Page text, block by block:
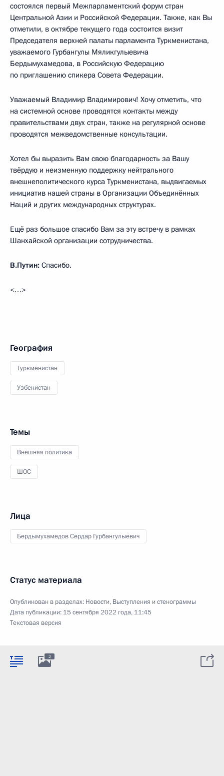
состоялся первый Межпарламентский форум стран
Центральной Азии и Российской Федерации. Также, как Вы
отметили, в октябре текущего года состоится визит
Председателя верхней палаты парламента Туркменистана,
уважаемого Гурбангулы Мяликгулыевича
Бердымухамедова, в Российскую Федерацию
по приглашению спикера Совета Федерации.
Уважаемый Владимир Владимирович! Хочу отметить, что
на системной основе проводятся контакты между
правительствами двух стран, также на регулярной основе
проводятся межведомственные консультации.
Хотел бы выразить Вам свою благодарность за Вашу
твёрдую и неизменную поддержку нейтрального
внешнеполитического курса Туркменистана, выдвигаемых
инициатив нашей страны в Организации Объединённых
Наций и других международных структурах.
Ещё раз большое спасибо Вам за эту встречу в рамках
Шанхайской организации сотрудничества.
В.Путин: Спасибо.
<…>
География
Туркменистан
Узбекистан
Темы
Внешняя политика
ШОС
Лица
Бердымухамедов Сердар Гурбангулыевич
Статус материала
Опубликован в разделах: Новости, Выступления и стенограммы
Дата публикации: 15 сентября 2022 года, 11:45
Текстовая версия
2